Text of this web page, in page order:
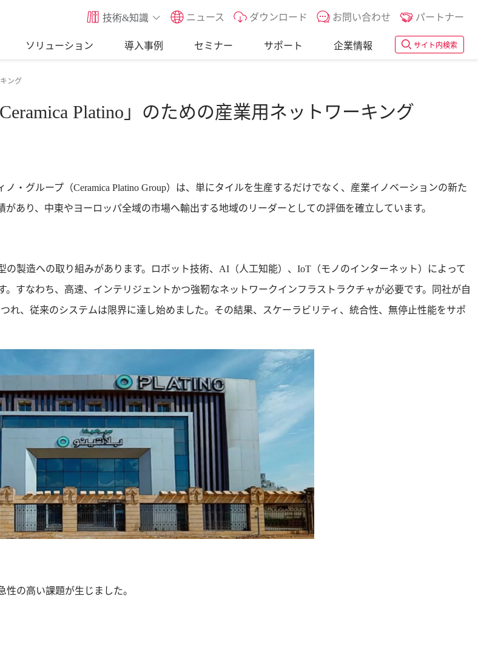
技術&知識 ニュース ダウンロード お問い合わせ パートナー
ソリューション 導入事例 セミナー サポート 企業情報 サイト内検索
ング
Platino」のための産業用ネットワーキング
・グループ（Ceramica Platino Group）は、単にタイルを生産するだけでなく、産業イノベーションの新た
あり、中東やヨーロッパ全域の市場へ輸出する地域のリーダーとしての評価を確立しています。
製造への取り組みがあります。ロボット技術、AI（人工知能）、IoT（モノのインターネット）によって
すなわち、高速、インテリジェントかつ強靭なネットワークインフラストラクチャが必要です。同社が自
、従来のシステムは限界に達し始めました。その結果、スケーラビリティ、統合性、無停止性能をサポ
の高い課題が生じました。